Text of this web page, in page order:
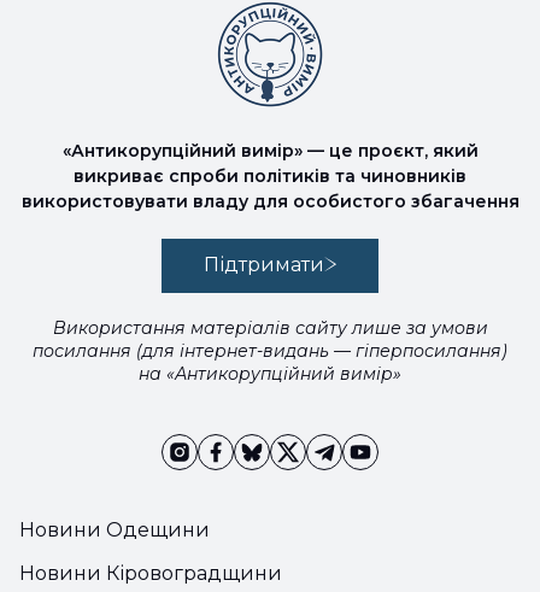
Новини Одещини
Новини Кіровоградщини
«Антикорупційний вимір» — це проєкт, який
викриває спроби політиків та чиновників
використовувати владу для особистого збагачення
Підтримати
Використання матеріалів сайту лише за умови
посилання (для інтернет-видань — гіперпосилання)
на «Антикорупційний вимір»